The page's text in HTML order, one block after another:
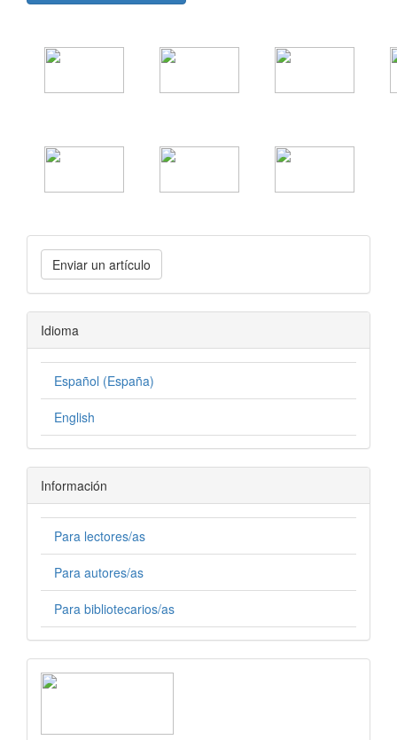
Enviar un artículo
Idioma
Español (España)
English
Información
Para lectores/as
Para autores/as
Para bibliotecarios/as